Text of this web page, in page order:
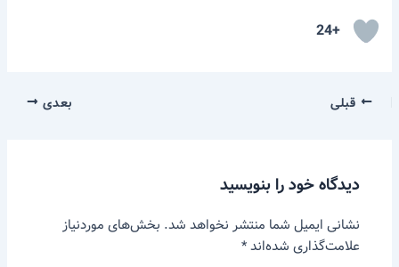
+24
قبلی بعدی
دیدگاه‌ خود را بنویسید
نشانی ایمیل شما منتشر نخواهد شد. بخش‌های موردنیاز
علامت‌گذاری شده‌اند*